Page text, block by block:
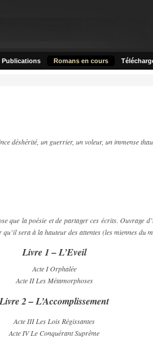
Publications Romans en cours
déshérité, un guerrier, un voleur, un immense
que la poésie et de partager ces écrits. Ouvrage
sera à la hauteur des attentes (les miennes du
Livre 1 – L’Eveil
Acte I Orphalée
Acte II Les Métamorphoses
Livre 2 – L’Accomplissement
Acte III Les Lois Régissantes
Acte IV Le Conquérant Suprême